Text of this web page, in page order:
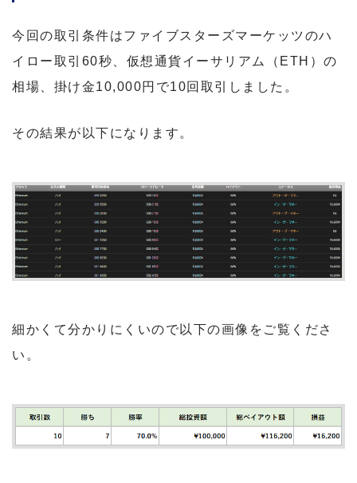
今回の取引条件はファイブスターズマーケッツのハ
イロー取引60秒、仮想通貨イーサリアム（ETH）の
相場、掛け金10,000円で10回取引しました。
その結果が以下になります。
細かくて分かりにくいので以下の画像をご覧くださ
い。